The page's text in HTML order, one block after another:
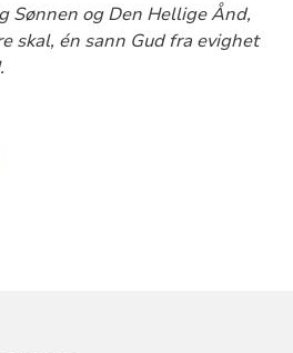
og Den Hellige Ånd,
skal, én sann Gud fra evighet